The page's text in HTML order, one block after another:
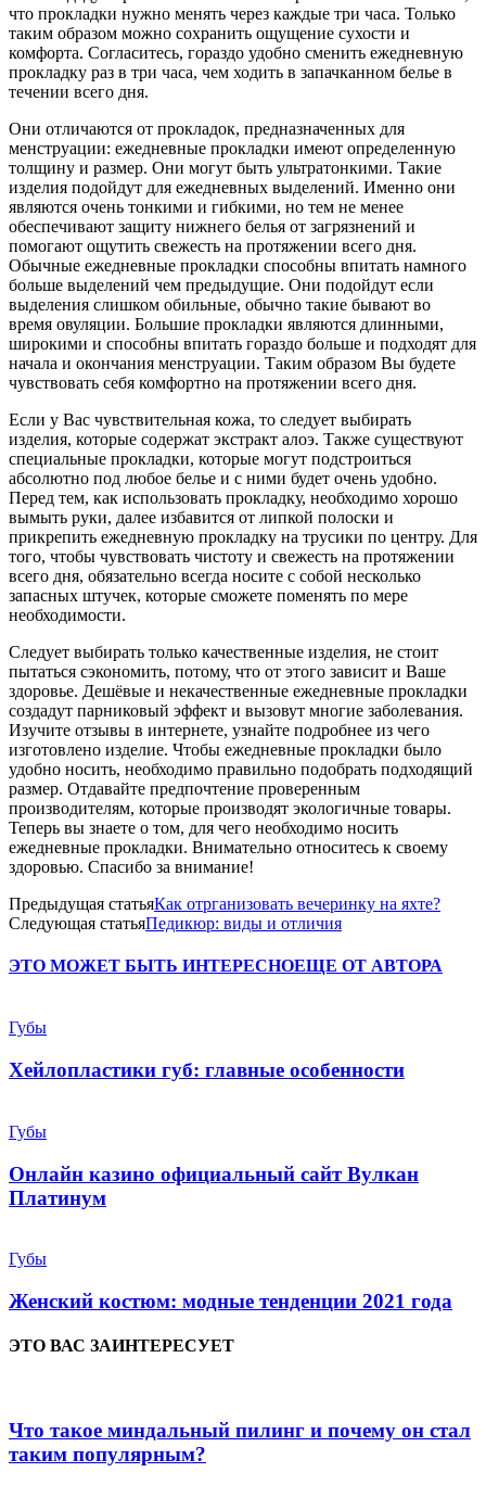
что прокладки нужно менять через каждые три часа. Только
таким образом можно сохранить ощущение сухости и
комфорта. Согласитесь, гораздо удобно сменить ежедневную
прокладку раз в три часа, чем ходить в запачканном белье в
течении всего дня.
Они отличаются от прокладок, предназначенных для
менструации: ежедневные прокладки имеют определенную
толщину и размер. Они могут быть ультратонкими. Такие
изделия подойдут для ежедневных выделений. Именно они
являются очень тонкими и гибкими, но тем не менее
обеспечивают защиту нижнего белья от загрязнений и
помогают ощутить свежесть на протяжении всего дня.
Обычные ежедневные прокладки способны впитать намного
больше выделений чем предыдущие. Они подойдут если
выделения слишком обильные, обычно такие бывают во
время овуляции. Большие прокладки являются длинными,
широкими и способны впитать гораздо больше и подходят для
начала и окончания менструации. Таким образом Вы будете
чувствовать себя комфортно на протяжении всего дня.
Если у Вас чувствительная кожа, то следует выбирать
изделия, которые содержат экстракт алоэ. Также существуют
специальные прокладки, которые могут подстроиться
абсолютно под любое белье и с ними будет очень удобно.
Перед тем, как использовать прокладку, необходимо хорошо
вымыть руки, далее избавится от липкой полоски и
прикрепить ежедневную прокладку на трусики по центру. Для
того, чтобы чувствовать чистоту и свежесть на протяжении
всего дня, обязательно всегда носите с собой несколько
запасных штучек, которые сможете поменять по мере
необходимости.
Следует выбирать только качественные изделия, не стоит
пытаться сэкономить, потому, что от этого зависит и Ваше
здоровье. Дешёвые и некачественные ежедневные прокладки
создадут парниковый эффект и вызовут многие заболевания.
Изучите отзывы в интернете, узнайте подробнее из чего
изготовлено изделие. Чтобы ежедневные прокладки было
удобно носить, необходимо правильно подобрать подходящий
размер. Отдавайте предпочтение проверенным
производителям, которые производят экологичные товары.
Теперь вы знаете о том, для чего необходимо носить
ежедневные прокладки. Внимательно относитесь к своему
здоровью. Спасибо за внимание!
Предыдущая статьяКак отрганизовать вечеринку на яхте?
Следующая статьяПедикюр: виды и отличия
ЭТО МОЖЕТ БЫТЬ ИНТЕРЕСНОЕЩЕ ОТ АВТОРА
Губы
Хейлопластики губ: главные особенности
Губы
Онлайн казино официальный сайт Вулкан
Платинум
Губы
Женский костюм: модные тенденции 2021 года
ЭТО ВАС ЗАИНТЕРЕСУЕТ
Что такое миндальный пилинг и почему он стал
таким популярным?